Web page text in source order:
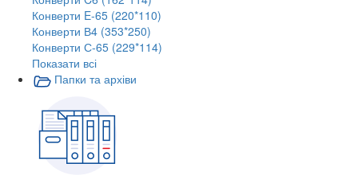
Конверти E-65 (220*110)
Конверти В4 (353*250)
Конверти С-65 (229*114)
Показати всі
Папки та архіви